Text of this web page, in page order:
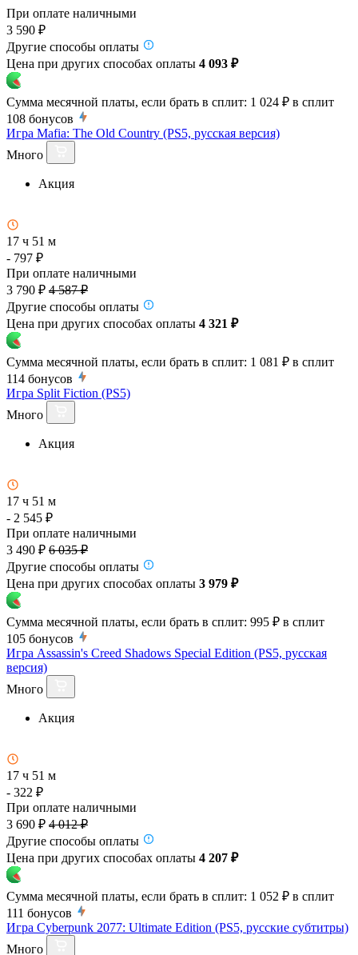
При оплате наличными
3 590 ₽
Другие способы оплаты
Цена при других способах оплаты 4 093 ₽
Сумма месячной платы, если брать в сплит: 1 024 ₽ в сплит
108 бонусов
Игра Mafia: The Old Country (PS5, русская версия)
Много
Акция
17 ч 51 м
- 797 ₽
При оплате наличными
3 790 ₽ 4 587 ₽
Другие способы оплаты
Цена при других способах оплаты 4 321 ₽
Сумма месячной платы, если брать в сплит: 1 081 ₽ в сплит
114 бонусов
Игра Split Fiction (PS5)
Много
Акция
17 ч 51 м
- 2 545 ₽
При оплате наличными
3 490 ₽ 6 035 ₽
Другие способы оплаты
Цена при других способах оплаты 3 979 ₽
Сумма месячной платы, если брать в сплит: 995 ₽ в сплит
105 бонусов
Игра Assassin's Creed Shadows Special Edition (PS5, русская
версия)
Много
Акция
17 ч 51 м
- 322 ₽
При оплате наличными
3 690 ₽ 4 012 ₽
Другие способы оплаты
Цена при других способах оплаты 4 207 ₽
Сумма месячной платы, если брать в сплит: 1 052 ₽ в сплит
111 бонусов
Игра Cyberpunk 2077: Ultimate Edition (PS5, русские субтитры)
Много